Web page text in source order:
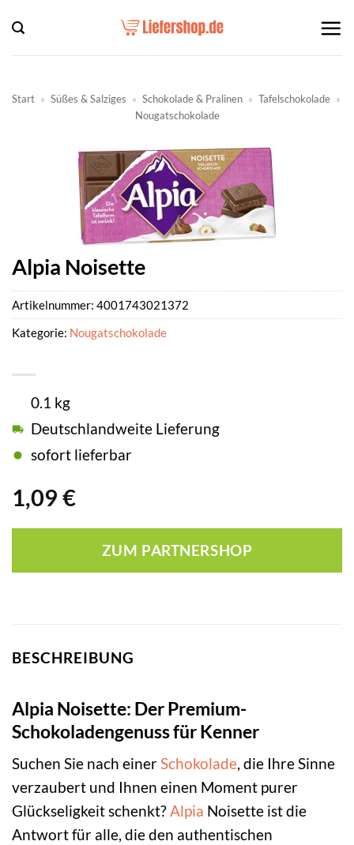
Inhalt
springen
Start » Süßes & Salziges » Schokolade & Pralinen » Tafelschokolade »
Nougatschokolade
Alpia Noisette
1,09 €
0.1 kg
Deutschlandweite Lieferung
sofort lieferbar
ZUM PARTNERSHOP
Artikelnummer: 4001743021372
Kategorie: Nougatschokolade
BESCHREIBUNG
Alpia Noisette: Der Premium-
Schokoladengenuss für Kenner
Suchen Sie nach einerSchokolade, die Ihre Sinne
verzaubert und Ihnen einen Moment purer
Glückseligkeit schenkt?Alpia Noisette ist die
Antwort für alle, die den authentischen